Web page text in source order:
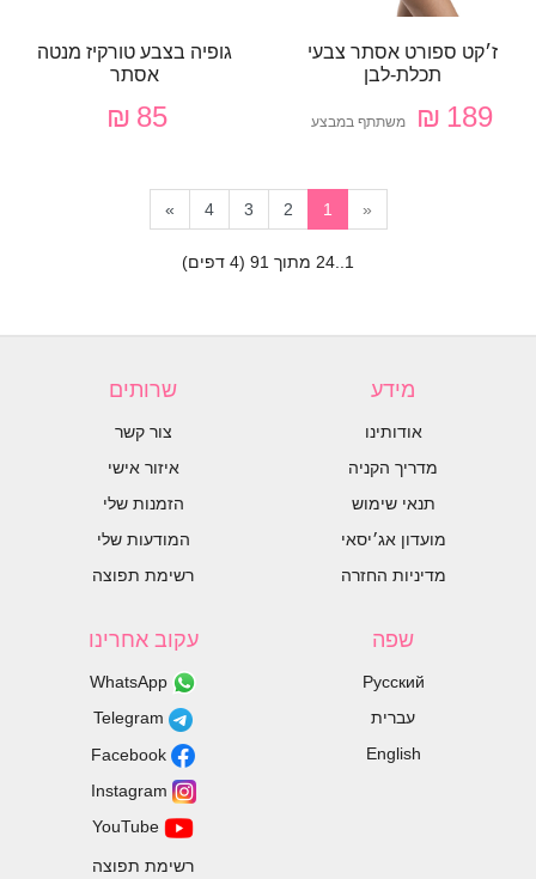
ז׳קט ספורט אסתר צבעי
תכלת-לבן
189 ₪ משתתף במבצע
גופיה בצבע טורקיז מנטה
אסתר
85 ₪
«
1
2
3
4
»
1..24 מתוך 91 (4 דפים)
מידע
אודותינו
מדריך הקניה
תנאי שימוש
מועדון אג׳יסאי
מדיניות החזרה
שרותים
צור קשר
איזור אישי
הזמנות שלי
המודעות שלי
רשימת תפוצה
שפה
Русский
עברית
English
עקוב אחרינו
רשימת תפוצה